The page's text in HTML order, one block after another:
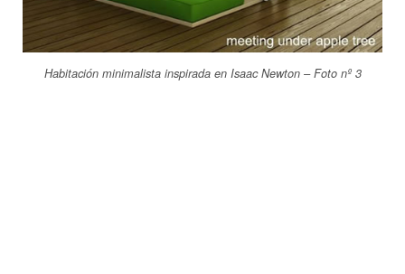
Habitación minimalista inspirada en Isaac Newton – Foto nº 3